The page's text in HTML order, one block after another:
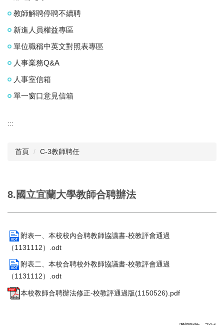
教師解聘停聘不續聘
新進人員權益專區
單位職稱中英文對照表專區
人事業務Q&A
人事室信箱
單一窗口意見信箱
:::
首頁 C-3教師聘任
8.國立宜蘭大學教師合聘辦法
附表一、本校校內合聘教師協議書-校教評會通過
（1131112）.odt
附表二、本校合聘校外教師協議書-校教評會通過
（1131112）.odt
本校教師合聘辦法修正-校教評通過版(1150526).pdf